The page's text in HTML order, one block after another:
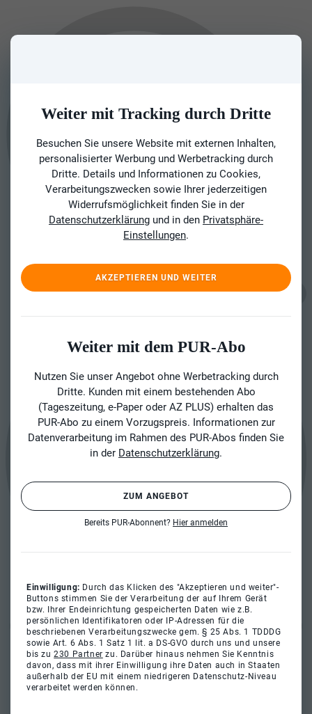
Weiter mit Tracking durch Dritte
Besuchen Sie unsere Website mit externen Inhalten,
personalisierter Werbung und Werbetracking durch
Dritte. Details und Informationen zu Cookies,
Verarbeitungszwecken sowie Ihrer jederzeitigen
Widerrufsmöglichkeit finden Sie in der
Datenschutzerklärung und in den Privatsphäre-
Einstellungen.
AKZEPTIEREN UND WEITER
Weiter mit dem PUR-Abo
Nutzen Sie unser Angebot ohne Werbetracking durch
Dritte. Kunden mit einem bestehenden Abo
(Tageszeitung, e-Paper oder AZ PLUS) erhalten das
PUR-Abo zu einem Vorzugspreis. Informationen zur
Datenverarbeitung im Rahmen des PUR-Abos finden Sie
in der Datenschutzerklärung.
ZUM ANGEBOT
Bereits PUR-Abonnent? Hier anmelden
Einwilligung: Durch das Klicken des "Akzeptieren und weiter"-
Buttons stimmen Sie der Verarbeitung der auf Ihrem Gerät
bzw. Ihrer Endeinrichtung gespeicherten Daten wie z.B.
persönlichen Identifikatoren oder IP-Adressen für die
beschriebenen Verarbeitungszwecke gem. § 25 Abs. 1 TDDDG
sowie Art. 6 Abs. 1 Satz 1 lit. a DS-GVO durch uns und unsere
bis zu230 Partner zu. Darüber hinaus nehmen Sie Kenntnis
davon, dass mit ihrer Einwilligung ihre Daten auch in Staaten
außerhalb der EU mit einem niedrigeren Datenschutz-Niveau
verarbeitet werden können.